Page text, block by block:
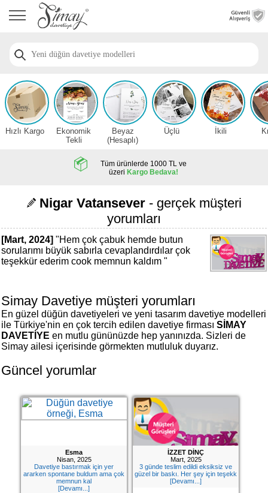
Anasayfa
Davetiye
Nişan
Davetiye
Modelleri
Davetiye
Zarfsız,
Hesaplı
Davetiye
Karikatürlü
Davetiye
Modelleri
Düğün
Davetiye
Davetiye
Modelleri
Hızlı Kargo
Ekonomik
Tekli
Beyaz
(Hesaplı)
Üçlü İkili
Tüm ürünlerde 1000 TL ve
üzeri Kargo Bedava!
Nigar Vatansever - gerçek müşteri
yorumları
[Mart, 2024] "Hem çok çabuk hemde butun
sorularımı büyük sabırla cevaplandırdılar çok
teşekkür ederim cook memnun kaldım "
Simay Davetiye müşteri yorumları
En güzel düğün davetiyeleri ve yeni tasarım davetiye modelleri
ile Türkiye'nin en çok tercih edilen davetiye firması SİMAY
DAVETİYE en mutlu gününüzde hep yanınızda. Sizleri de
Simay ailesi içerisinde görmekten mutluluk duyarız.
Güncel yorumlar
Esma
Nisan, 2025
Davetiye bastırmak için yer
ararken spontane buldum ama çok
memnun kal
[Devamı...]
İZZET DİNÇ
Mart, 2025
3 günde teslim edildi eksiksiz ve
güzel bir baskı. Her şey için teşekk
[Devamı...]